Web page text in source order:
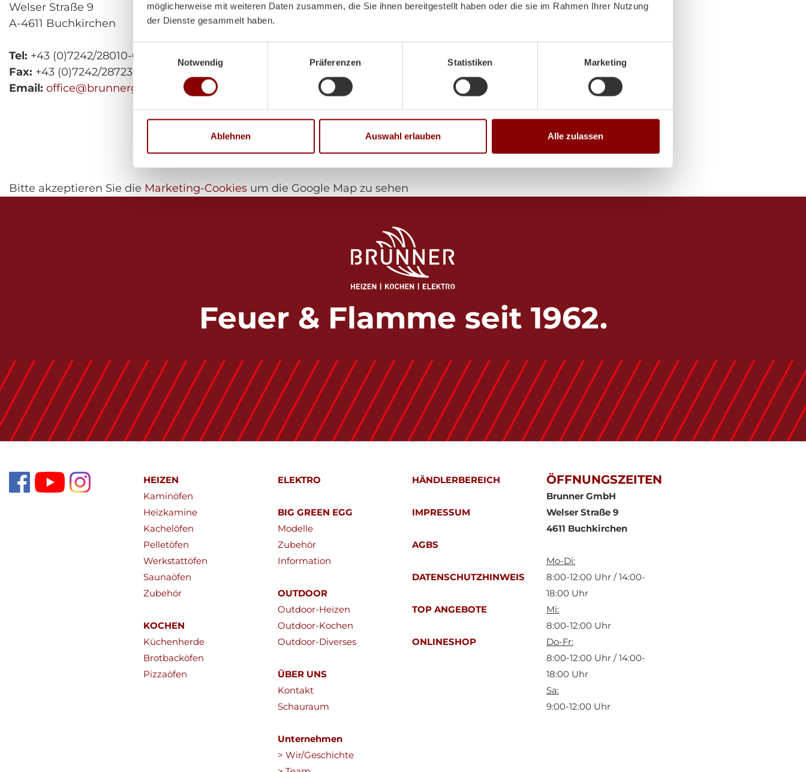
möglicherweise mit weiteren Daten zusammen, die Sie ihnen bereitgestellt haben oder die sie im Rahmen Ihrer Nutzung
der Dienste gesammelt haben.
Notwendig
Präferenzen Statistiken Marketing
Ablehnen Auswahl erlauben Alle zulassen
Welser Straße 9
A-4611 Buchkirchen
Tel: +43 (0)7242/28010-0
Fax: +43 (0)7242/28723
Email: office@brunnergmbh.at
8:00-12:00 Uhr / 14:00-18:00 Uhr
9:00 - 12:00 Uhr
Bitte akzeptieren Sie die Marketing-Cookies um die Google Map zu sehen
Feuer & Flamme seit 1962.
HEIZEN
Kaminöfen
Heizkamine
Kachelöfen
Pelletöfen
Werkstattöfen
Saunaöfen
Zubehör
KOCHEN
Küchenherde
Brotbacköfen
Pizzaöfen
ELEKTRO
BIG GREEN EGG
Modelle
Zubehör
Information
OUTDOOR
Outdoor-Heizen
Outdoor-Kochen
Outdoor-Diverses
ÜBER UNS
Kontakt
Schauraum
Unternehmen
> Wir/Geschichte
HÄNDLERBEREICH
IMPRESSUM
AGBS
DATENSCHUTZHINWEIS
TOP ANGEBOTE
ONLINESHOP
ÖFFNUNGSZEITEN
Brunner GmbH
Welser Straße 9
4611 Buchkirchen
Mo-Di:
8:00-12:00 Uhr / 14:00-
18:00 Uhr
Mi:
8:00-12:00 Uhr
Do-Fr:
8:00-12:00 Uhr / 14:00-
18:00 Uhr
Sa:
9:00-12:00 Uhr